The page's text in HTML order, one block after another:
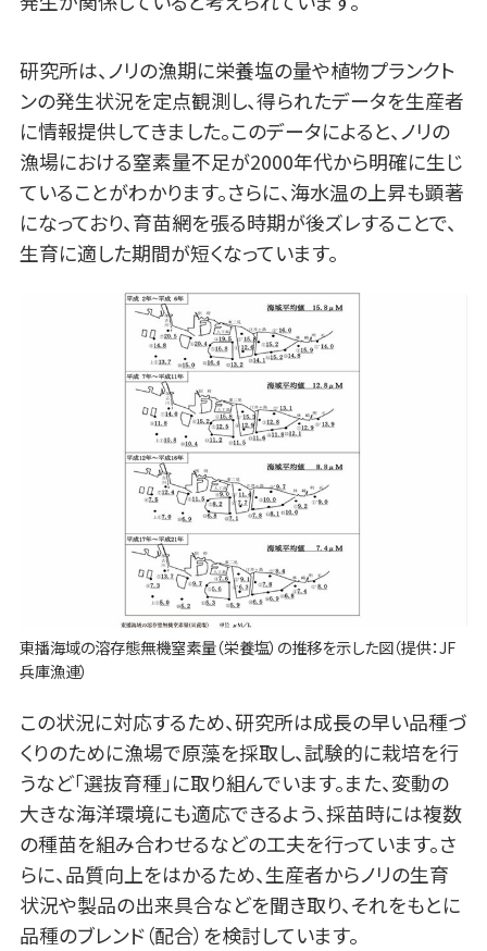
研究所は、ノリの漁期に栄養塩の量や植物プランクト
ンの発生状況を定点観測し、得られたデータを生産者
に情報提供してきました。このデータによると、ノリの
漁場における窒素量不足が2000年代から明確に生じ
ていることがわかります。さらに、海水温の上昇も顕著
になっており、育苗網を張る時期が後ズレすることで、
生育に適した期間が短くなっています。
東播海域の溶存態無機窒素量（栄養塩）の推移を示した図（提供：JF
兵庫漁連）
この状況に対応するため、研究所は成長の早い品種づ
くりのために漁場で原藻を採取し、試験的に栽培を行
うなど「選抜育種」に取り組んでいます。また、変動の
大きな海洋環境にも適応できるよう、採苗時には複数
の種苗を組み合わせるなどの工夫を行っています。さ
らに、品質向上をはかるため、生産者からノリの生育
状況や製品の出来具合などを聞き取り、それをもとに
品種のブレンド（配合）を検討しています。